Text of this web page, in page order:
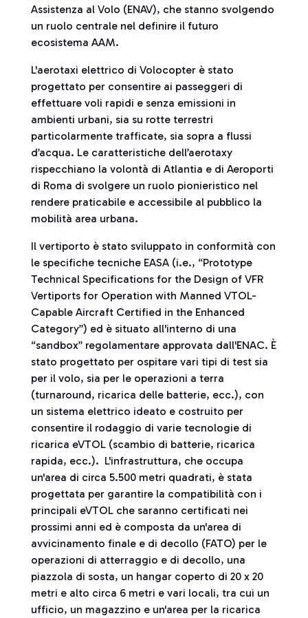
Assistenza al Volo (ENAV), che stanno svolgendo
un ruolo centrale nel definire il futuro
ecosistema AAM.
L'aerotaxi elettrico di Volocopter è stato
progettato per consentire ai passeggeri di
effettuare voli rapidi e senza emissioni in
ambienti urbani, sia su rotte terrestri
particolarmente trafficate, sia sopra a flussi
d’acqua. Le caratteristiche dell’aerotaxy
rispecchiano la volontà di Atlantia e di Aeroporti
di Roma di svolgere un ruolo pionieristico nel
rendere praticabile e accessibile al pubblico la
mobilità area urbana.
Il vertiporto è stato sviluppato in conformità con
le specifiche tecniche EASA (i.e., “Prototype
Technical Specifications for the Design of VFR
Vertiports for Operation with Manned VTOL-
Capable Aircraft Certified in the Enhanced
Category”) ed è situato all'interno di una
“sandbox” regolamentare approvata dall'ENAC. È
stato progettato per ospitare vari tipi di test sia
per il volo, sia per le operazioni a terra
(turnaround, ricarica delle batterie, ecc.), con
un sistema elettrico ideato e costruito per
consentire il rodaggio di varie tecnologie di
ricarica eVTOL (scambio di batterie, ricarica
rapida, ecc.). L'infrastruttura, che occupa
un'area di circa 5.500 metri quadrati, è stata
progettata per garantire la compatibilità con i
principali eVTOL che saranno certificati nei
prossimi anni ed è composta da un'area di
avvicinamento finale e di decollo (FATO) per le
operazioni di atterraggio e di decollo, una
piazzola di sosta, un hangar coperto di 20 x 20
metri e alto circa 6 metri e vari locali, tra cui un
ufficio, un magazzino e un'area per la ricarica